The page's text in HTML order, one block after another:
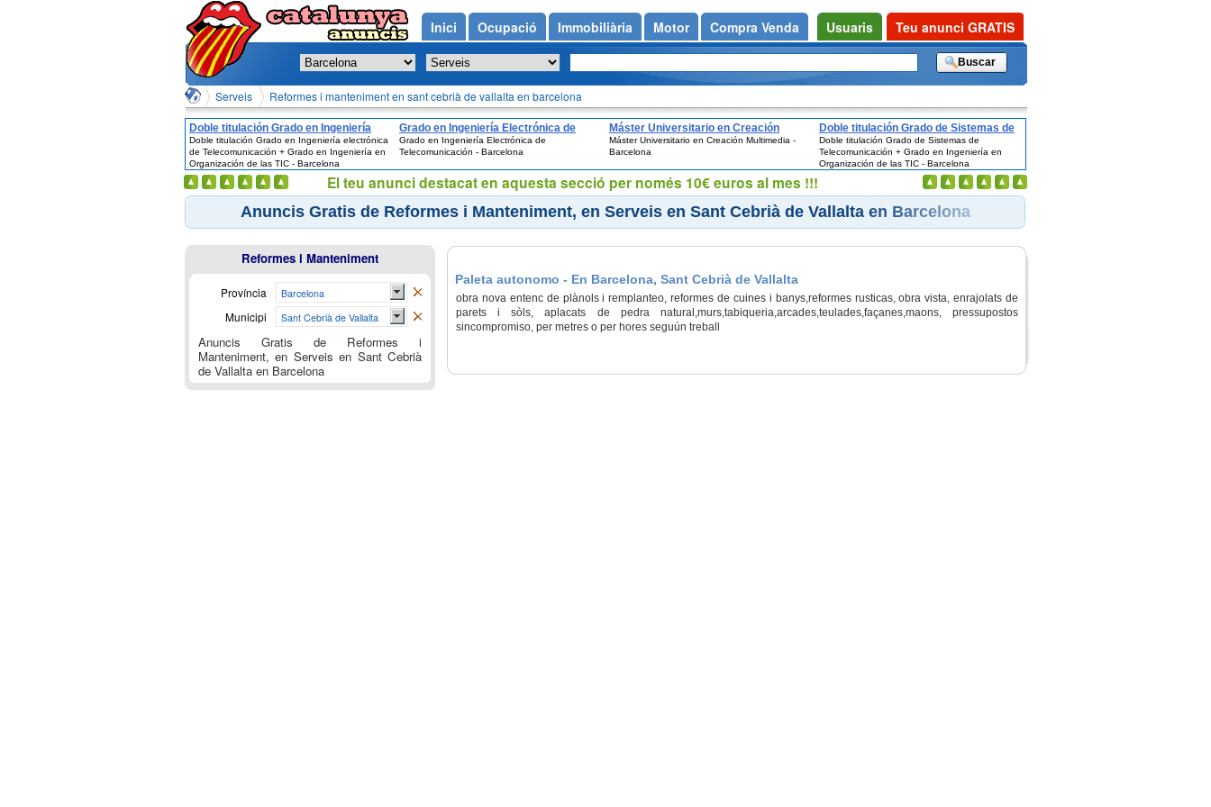
Serveis en Sant Cebrià de Vallalta en Barcelona
Reformes i manteniment en sant cebrià de vallalta en barcelona
Doble titulación Grado en Ingeniería
electrónica de Telecomunicación +
Grado en Ingeniería en Organización de
las TIC - Barcelona
Doble titulación Grado en Ingeniería electrónica
de Telecomunicación + Grado en Ingeniería en
Organización de las TIC - Barcelona
Grado en Ingeniería Electrónica de
Telecomunicación - Barcelona
Grado en Ingeniería Electrónica de
Telecomunicación - Barcelona
Máster Universitario en Creación
Multimedia - Barcelona
Máster Universitario en Creación Multimedia -
Barcelona
Doble titulación Grado de Sistemas de
Telecomunicación + Grado en
Ingeniería en Organización de las TIC -
Barcelona
Doble titulación Grado de Sistemas de
Telecomunicación + Grado en Ingeniería en
Organización de las TIC - Barcelona
Anuncis Gratis de Reformes i Manteniment, en Serveis en Sant Cebrià de Vallalta en Barcelona
Paleta autonomo - En Barcelona, Sant Cebrià de Vallalta
obra nova entenc de plànols i remplanteo, reformes de cuines i banys,reformes rusticas, obra vista, enrajolats de
parets i sòls, aplacats de pedra natural,murs,tabiqueria,arcades,teulades,façanes,maons, pressupostos
sincompromiso, per metres o per hores seguún treball
Reformes i Manteniment
Província Barcelona
Municipi Sant Cebrià de Vallalta
Anuncis Gratis de Reformes i
Manteniment, en Serveis en Sant Cebrià
de Vallalta en Barcelona
Inici Ocupació Immobiliària Motor Compra Venda Usuaris Teu anunci GRATIS
El teu anunci destacat en aquesta secció per només 10€ euros al mes !!!